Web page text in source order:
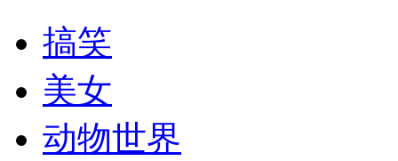
搞笑
美女
动物世界